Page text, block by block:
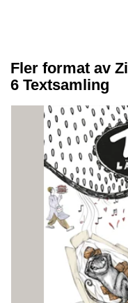
Fler format av
6 Textsamling